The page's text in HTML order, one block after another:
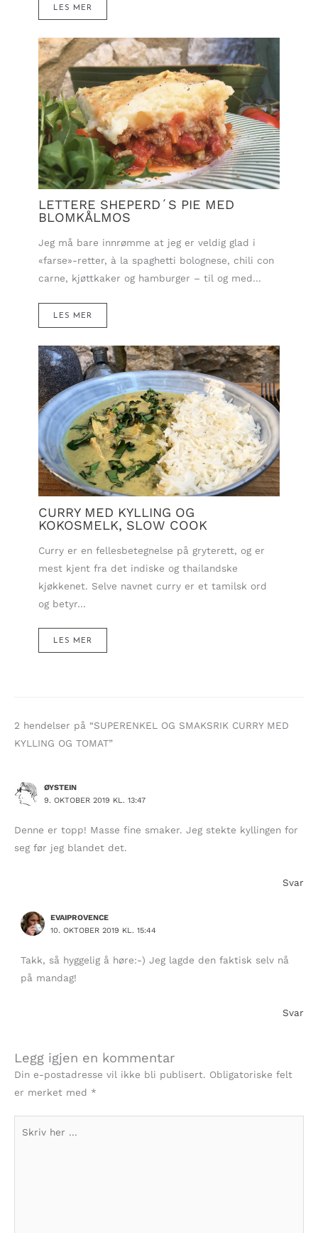
LES MER
LETTERE SHEPERD´S PIE MED
BLOMKÅLMOS
Jeg må bare innrømme at jeg er veldig glad i
«farse»-retter, à la spaghetti bolognese, chili con
carne, kjøttkaker og hamburger – til og med…
LES MER
CURRY MED KYLLING OG
KOKOSMELK, SLOW COOK
Curry er en fellesbetegnelse på gryterett, og er
mest kjent fra det indiske og thailandske
kjøkkenet. Selve navnet curry er et tamilsk ord
og betyr…
LES MER
2 hendelser på “SUPERENKEL OG SMAKSRIK CURRY MED
KYLLING OG TOMAT”
ØYSTEIN
9. OKTOBER 2019 KL. 13:47
Denne er topp! Masse fine smaker. Jeg stekte kyllingen for
seg før jeg blandet det.
Svar
EVAIPROVENCE
10. OKTOBER 2019 KL. 15:44
Takk, så hyggelig å høre:-) Jeg lagde den faktisk selv nå
på mandag!
Svar
Legg igjen en kommentar
Din e-postadresse vil ikke bli publisert. Obligatoriske felt
er merket med *